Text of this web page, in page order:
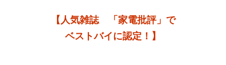
【人気雑誌 「家電批評」で
ベストバイに認定！】